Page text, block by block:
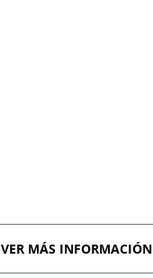
VER MÁS INFORMACIÓN